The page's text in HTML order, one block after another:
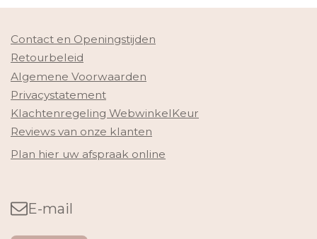
Contact en Openingstijden
Retourbeleid
Algemene Voorwaarden
Privacystatement
Klachtenregeling WebwinkelKeur
Reviews van onze klanten
Plan hier uw afspraak online
E-mail